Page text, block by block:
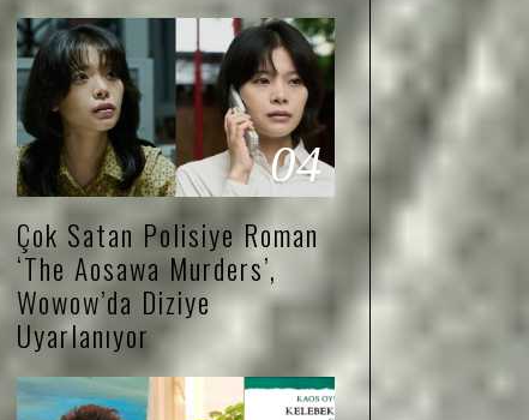
04
Çok Satan Polisiye Roman
‘The Aosawa Murders’,
Wowow’da Diziye
Uyarlanıyor